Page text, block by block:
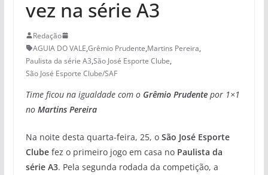
vez na série A3
Redação
AGUIA DO VALE,Grêmio Prudente,Martins Pereira,
Paulista da série A3,São José Esporte Clube,
São José Esporte Clube/SAF
Time ficou na igualdade com o Grêmio Prudente por 1×1
no Martins Pereira
Na noite desta quarta-feira, 25, o São José Esporte
Clubefez o primeiro jogo em casa no Paulista da
série A3. Pela segunda rodada da competição, a